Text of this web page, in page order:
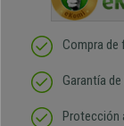
Compra de
Garantía
Protección